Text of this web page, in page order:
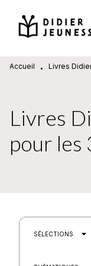
MENU
PIED DE PAGE
Accueil • Livres
Livres
pour les
SÉLECTIONS arrow_drop_down